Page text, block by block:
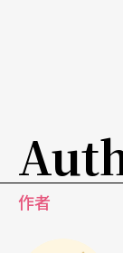
语留下不少
时，才以维也
翰．史特劳斯
作者